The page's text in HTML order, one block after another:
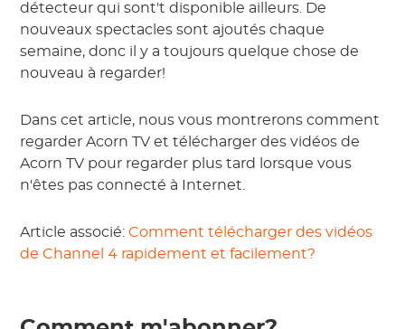
détecteur qui sont't disponible ailleurs. De
nouveaux spectacles sont ajoutés chaque
semaine, donc il y a toujours quelque chose de
nouveau à regarder!
Dans cet article, nous vous montrerons comment
regarder Acorn TV et télécharger des vidéos de
Acorn TV pour regarder plus tard lorsque vous
n'êtes pas connecté à Internet.
Article associé:Comment télécharger des vidéos
de Channel 4 rapidement et facilement?